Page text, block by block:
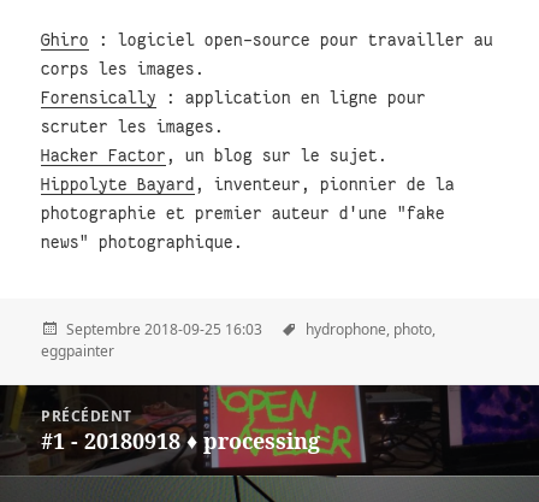
Ghiro : logiciel open-source pour travailler au
corps les images.
Forensically : application en ligne pour
scruter les images.
Hacker Factor , un blog sur le sujet.
Hippolyte Bayard , inventeur, pionnier de la
photographie et premier auteur d'une "fake
news" photographique.
Septembre 2018-09-25 16:03 hydrophone, photo,
eggpainter
Post
navigation
PRÉCÉDENT
Précédent
#1 - 20180918 ♦ processing